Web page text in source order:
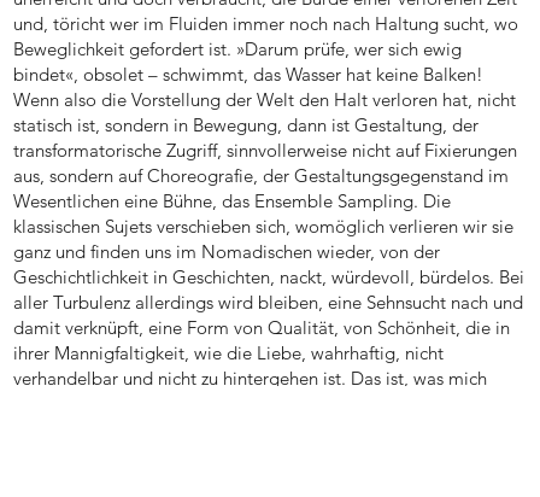
und, töricht wer im Fluiden immer noch nach Haltung sucht, wo
Beweglichkeit gefordert ist. »Darum prüfe, wer sich ewig
bindet«, obsolet – schwimmt, das Wasser hat keine Balken!
Wenn also die Vorstellung der Welt den Halt verloren hat, nicht
statisch ist, sondern in Bewegung, dann ist Gestaltung, der
transformatorische Zugriff, sinnvollerweise nicht auf Fixierungen
aus, sondern auf Choreografie, der Gestaltungsgegenstand im
Wesentlichen eine Bühne, das Ensemble Sampling. Die
klassischen Sujets verschieben sich, womöglich verlieren wir sie
ganz und finden uns im Nomadischen wieder, von der
Geschichtlichkeit in Geschichten, nackt, würdevoll, bürdelos. Bei
aller Turbulenz allerdings wird bleiben, eine Sehnsucht nach und
damit verknüpft, eine Form von Qualität, von Schönheit, die in
ihrer Mannigfaltigkeit, wie die Liebe, wahrhaftig, nicht
verhandelbar und nicht zu hintergehen ist. Das ist, was mich